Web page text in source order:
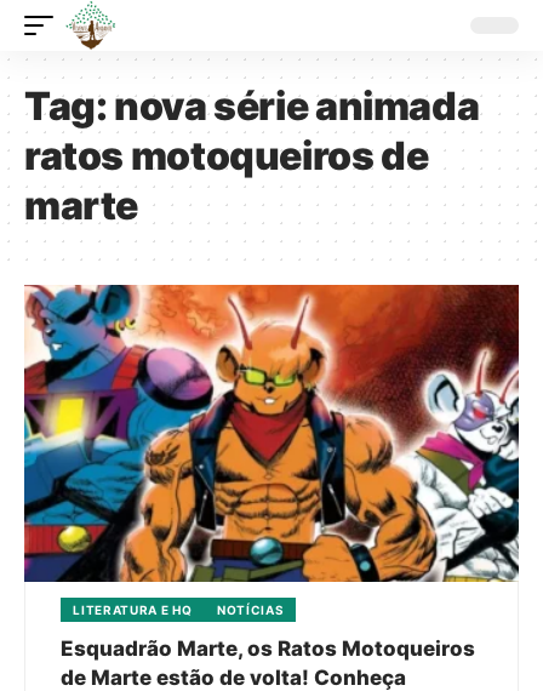
Tag:nova série animada
ratos motoqueiros de
marte
LITERATURA E HQ NOTÍCIAS
Esquadrão Marte, os Ratos Motoqueiros
de Marte estão de volta! Conheça